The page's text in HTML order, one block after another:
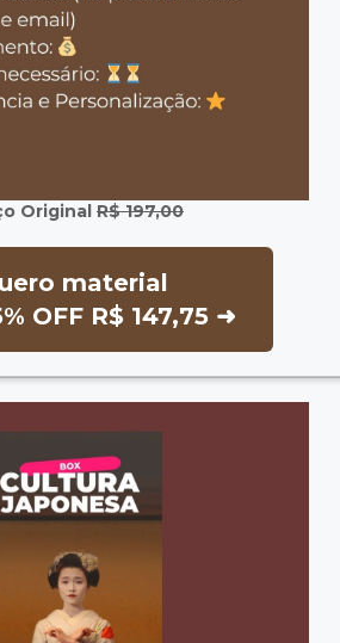
Original R$ 197,00
material
OFF R$ 147,75 ➜